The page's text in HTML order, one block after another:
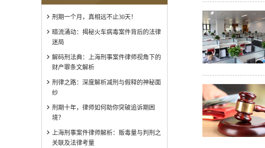
刑期一个月，真相远不止30天！
暗流涌动：揭秘火车病毒案件背后的法律
迷局
解码刑法典：上海刑事案件律师视角下的
财产罪条文解析
刑律之路：深度解析减刑与假释的神秘面
纱
刑期十年，律师如何助你突破追诉期困
境？
上海刑事案件律师解析：贩毒量与判刑之
关联及法律考量